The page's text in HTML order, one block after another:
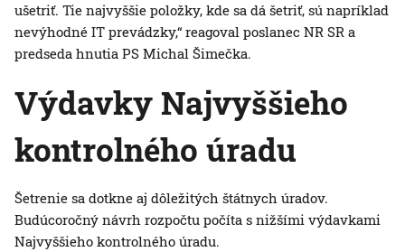
ušetriť. Tie najvyššie položky, kde sa dá šetriť, sú napríklad
nevýhodné IT prevádzky,“ reagoval poslanec NR SR a
predseda hnutia PS Michal Šimečka.
Výdavky Najvyššieho
kontrolného úradu
Šetrenie sa dotkne aj dôležitých štátnych úradov.
Budúcoročný návrh rozpočtu počíta s nižšími výdavkami
Najvyššieho kontrolného úradu.